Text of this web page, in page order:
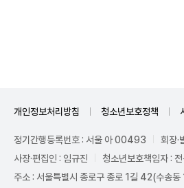
개인정보처리방침 청소년보호정책
정기간행등록번호 : 서울 아 00493
회장·
사장·편집인 : 임규진
청소년보호책임자 :
주소 : 서울특별시 종로구 종로 1길 42(수송